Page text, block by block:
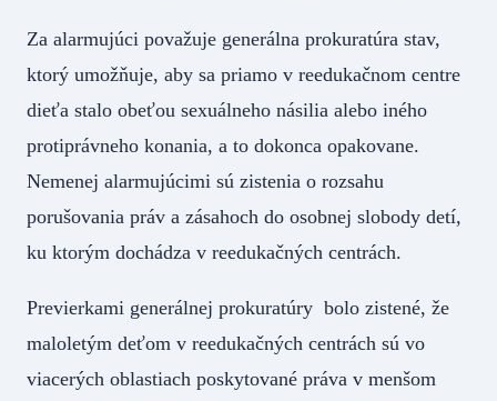
Za alarmujúci považuje generálna prokuratúra stav,
ktorý umožňuje, aby sa priamo v reedukačnom centre
dieťa stalo obeťou sexuálneho násilia alebo iného
protiprávneho konania, a to dokonca opakovane.
Nemenej alarmujúcimi sú zistenia o rozsahu
porušovania práv a zásahoch do osobnej slobody detí,
ku ktorým dochádza v reedukačných centrách.
Previerkami generálnej prokuratúry bolo zistené, že
maloletým deťom v reedukačných centrách sú vo
viacerých oblastiach poskytované práva v menšom